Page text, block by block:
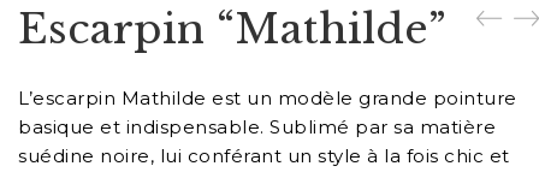
Escarpin “Mathilde”
L’escarpin Mathilde est un modèle grande pointure
basique et indispensable. Sublimé par sa matière
suédine noire, lui conférant un style à la fois chic et